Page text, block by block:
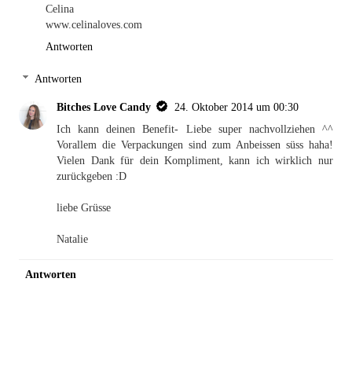
Celina
www.celinaloves.com
Antworten
Antworten
Bitches Love Candy
24. Oktober 2014 um 00:30
Ich kann deinen Benefit- Liebe super nachvollziehen ^^
Vorallem die Verpackungen sind zum Anbeissen süss haha!
Vielen Dank für dein Kompliment, kann ich wirklich nur
zurückgeben :D
liebe Grüsse
Natalie
Antworten